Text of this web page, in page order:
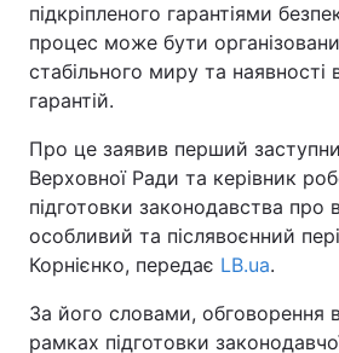
підкріпленого гарантіями
процес може бути
стабільного миру та наявності
гарантій.
Про це заявив перший
Верховної Ради та керівник
підготовки законодавства про
особливий та післявоєнний
Корнієнко, передає LB.ua.
За його словами, обговорення
рамках підготовки